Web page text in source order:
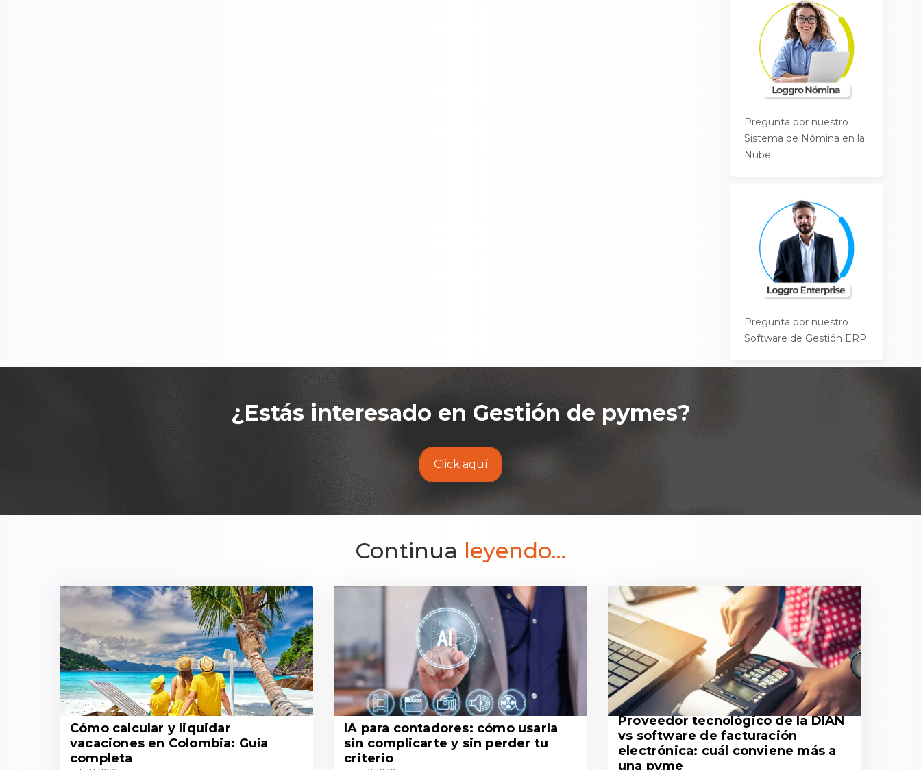
Pregunta por nuestro
Sistema de Nómina en la
Nube
Pregunta por nuestro
Software de Gestión ERP
¿Estás interesado en Gestión de pymes?
Click aquí
Continua leyendo...
Cómo calcular y liquidar
vacaciones en Colombia: Guía
completa
IA para contadores: cómo usarla
sin complicarte y sin perder tu
criterio
Proveedor tecnológico de la DIAN
vs software de facturación
electrónica: cuál conviene más a
una pyme